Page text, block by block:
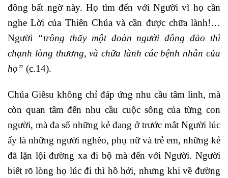
đông bất ngờ này. Họ tìm đến với Người vì họ cần
nghe Lời của Thiên Chúa và cần được chữa lành!…
Người “trông thấy một đoàn người đông đảo thì
chạnh lòng thương, và chữa lành các bệnh nhân của
họ” (c.14).
Chúa Giêsu không chỉ đáp ứng nhu cầu tâm linh, mà
còn quan tâm đến nhu cầu cuộc sống của từng con
người, mà đa số những kẻ đang ở trước mắt Người lúc
ấy là những người nghèo, phụ nữ và trẻ em, những kẻ
đã lặn lội đường xa đi bộ mà đến với Người. Người
biết rõ lòng họ lúc đi thì hồ hởi, nhưng khi về đường